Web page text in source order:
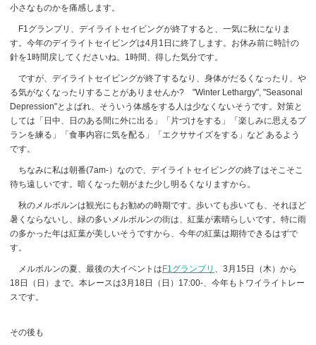
小さなものかを痛感します。
F1グランプリ、デイライトセイビングが終了すると、一気に秋になりま
す。 今年のデイライトセイビングは4月1日に終了します。お休み前に時計の
針を1時間戻してくださいね。1時間、得した気分です。
ですが、デイライトセイビングが終了するなり、身体がだるくなったり、や
る気がなくなったりすることがありませんか? "Winter Lethargy", "Seasonal
Depression"とよばれ、そういう体感をする人は少なくないそうです。対策と
しては「日中、日のある間に外に出る」「片づけをする」「楽しみに思えるプ
ランを練る」「食事内容に気を配る」「エクササイズをする」など あるよう
です。
ちなみに私は朝番(7am-）なので、デイライトセイビングの終了はそこそこ
待ち遠しいです。暗くなった朝がまた少し明るくなりますから。
秋のメルボルンは観光にもお勧めの時期です。歩いても歩いても、それほど
暑くならないし、緑の多いメルボルンの街は、紅葉が素晴らしいです。特に雨
の多かった年は紅葉が美しいそうですから、今年の紅葉は期待できるはずで
す。
メルボルンの夏、最後の大イベントは F1グランプリ 、3月15日（木）から
18日（日）まで。本レースは3月18日（日）17:00-、今年もトワイライトレー
スです。
その後も